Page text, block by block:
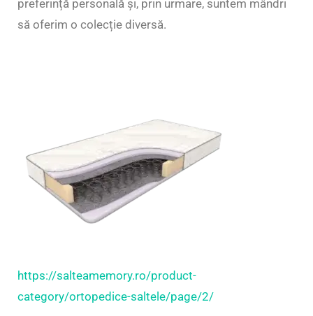
preferință personală și, prin urmare, suntem mândri
să oferim o colecție diversă.
https://salteamemory.ro/product-
category/ortopedice-saltele/page/2/